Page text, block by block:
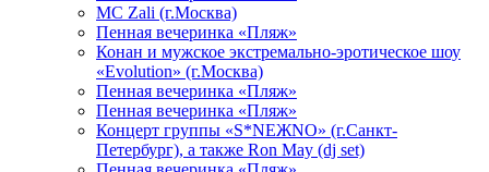
МС Zali (г.Москва)
Пенная вечеринка «Пляж»
Конан и мужское экстремально-эротическое шоу
«Evolution» (г.Москва)
Пенная вечеринка «Пляж»
Пенная вечеринка «Пляж»
Концерт группы «S*NEЖNO» (г.Санкт-
Петербург), а также Ron May (dj set)